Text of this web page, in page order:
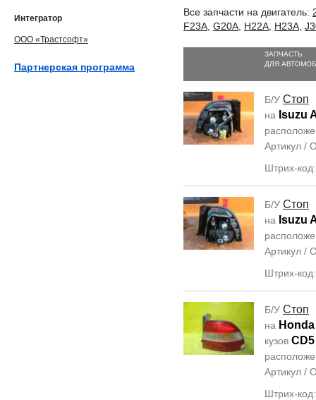
Все запчасти на двигатель:
F23A G20A H22A H23A
ЗАПЧАСТЬ
ДЛЯ
Б/У Стоп
на Isuzu
Артикул /
Штрих-
Б/У Стоп
на Isuzu
Артикул /
Штрих-
Б/У Стоп
на
кузов CD5
Артикул /
Штрих-
Интегратор
ООО «Трастсофт»
Партнерская программа